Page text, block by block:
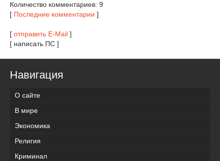
Количество комментариев: 9
[ Последние комментарии ]
[ отправить E-Mail ]
[ написать ПС ]
Навигация
О сайте
В мире
Экономика
Религия
Криминал